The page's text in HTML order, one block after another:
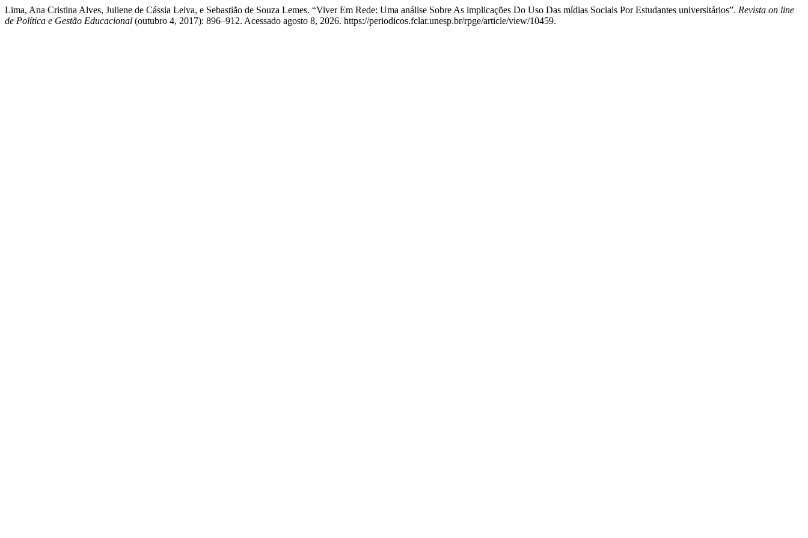
Lima, Ana Cristina Alves, Juliene de Cássia Leiva, e Sebastião de Souza Lemes. “Viver Em Rede: Uma análise Sobre As implicações Do Uso Das mídias Sociais Por Estudantes universitários”. Revista on line
de Política e Gestão Educacional (outubro 4, 2017): 896–912. Acessado agosto 8, 2026. https://periodicos.fclar.unesp.br/rpge/article/view/10459.